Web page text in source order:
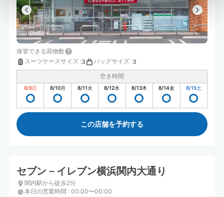
保管できる荷物数
スーツケースサイズ :3 バッグサイズ :3
空き時間
8/9日 8/10月 8/11火 8/12水 8/13木 8/14金 8/15土
この店舗を予約する
セブン－イレブン横浜関内大通り
関内駅から徒歩2分
本日の営業時間 : 00:00〜00:00